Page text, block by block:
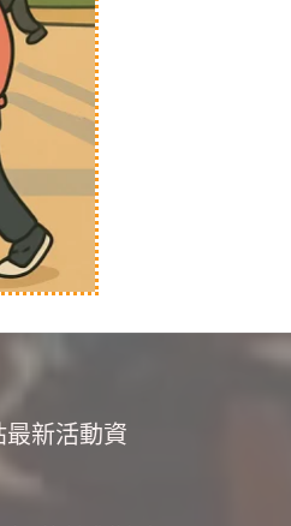
新活動資